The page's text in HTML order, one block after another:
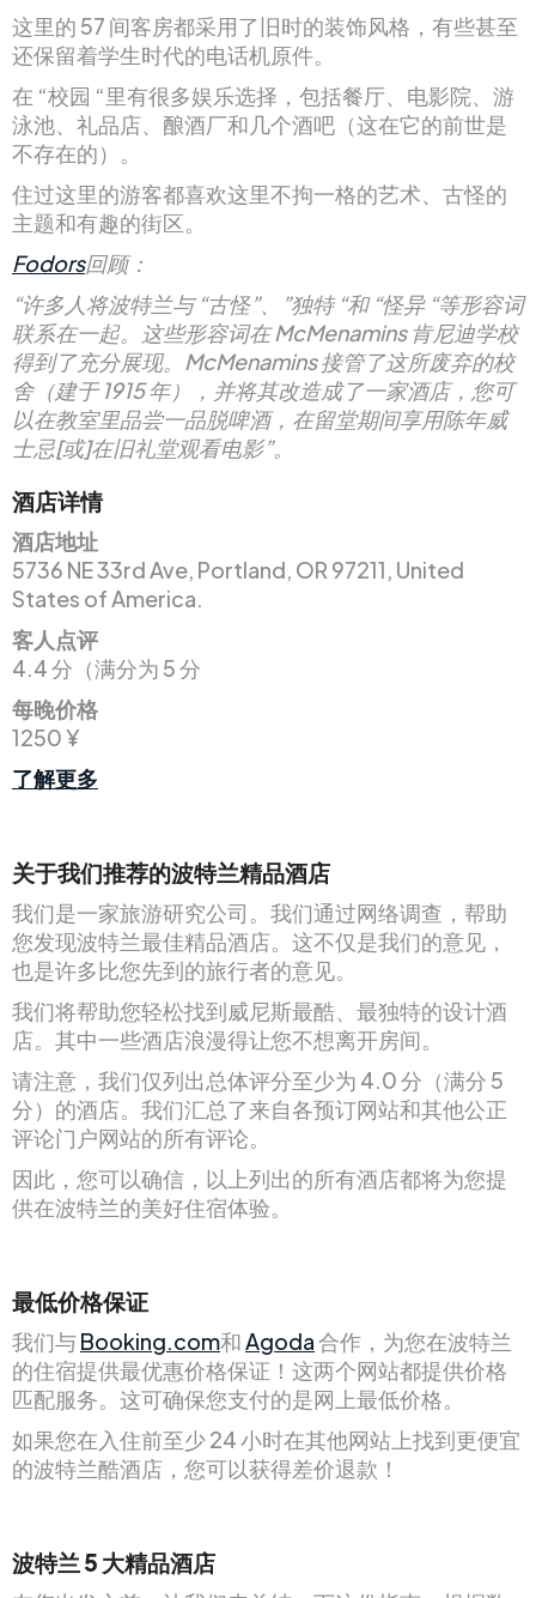
这里的 57 间客房都采用了旧时的装饰风格，有些甚至
还保留着学生时代的电话机原件。
在 “校园 “里有很多娱乐选择，包括餐厅、电影院、游
泳池、礼品店、酿酒厂和几个酒吧（这在它的前世是
不存在的）。
住过这里的游客都喜欢这里不拘一格的艺术、古怪的
主题和有趣的街区。
Fodors回顾：
“许多人将波特兰与 “古怪”、”独特 “和 “怪异 “等形容词
联系在一起。这些形容词在 McMenamins 肯尼迪学校
得到了充分展现。McMenamins 接管了这所废弃的校
舍（建于 1915 年），并将其改造成了一家酒店，您可
以在教室里品尝一品脱啤酒，在留堂期间享用陈年威
士忌[或]在旧礼堂观看电影”。
酒店详情
酒店地址
5736 NE 33rd Ave, Portland, OR 97211, United
States of America.
客人点评
4.4 分（满分为 5 分
每晚价格
1250 ¥
了解更多
关于我们推荐的波特兰精品酒店
我们是一家旅游研究公司。我们通过网络调查，帮助
您发现波特兰最佳精品酒店。这不仅是我们的意见，
也是许多比您先到的旅行者的意见。
我们将帮助您轻松找到威尼斯最酷、最独特的设计酒
店。其中一些酒店浪漫得让您不想离开房间。
请注意，我们仅列出总体评分至少为 4.0 分（满分 5
分）的酒店。我们汇总了来自各预订网站和其他公正
评论门户网站的所有评论。
因此，您可以确信，以上列出的所有酒店都将为您提
供在波特兰的美好住宿体验。
最低价格保证
我们与Booking.com和Agoda合作，为您在波特兰
的住宿提供最优惠价格保证！这两个网站都提供价格
匹配服务。这可确保您支付的是网上最低价格。
如果您在入住前至少 24 小时在其他网站上找到更便宜
的波特兰酷酒店，您可以获得差价退款！
波特兰 5 大精品酒店